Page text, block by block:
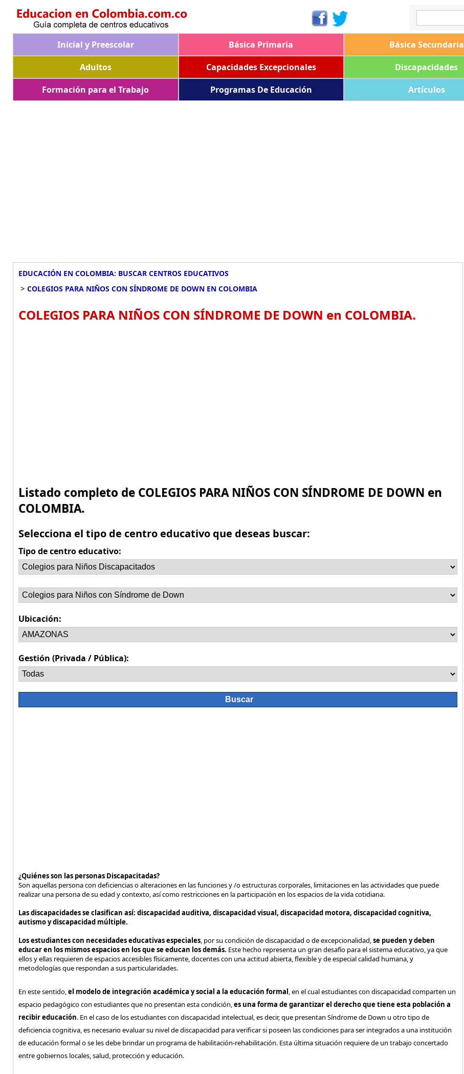
Inicial y Preescolar Básica Primaria Básica Secundaria
Adultos
Capacidades Excepcionales Discapacidades
Formación para el Trabajo
Programas De Educación Artículos
EDUCACIÓN EN COLOMBIA: BUSCAR CENTROS EDUCATIVOS
> COLEGIOS PARA NIÑOS CON SÍNDROME DE DOWN EN COLOMBIA
COLEGIOS PARA NIÑOS CON SÍNDROME DE DOWN en COLOMBIA.
Listado completo de COLEGIOS PARA NIÑOS CON SÍNDROME DE DOWN en
COLOMBIA.
Selecciona el tipo de centro educativo que deseas buscar:
Tipo de centro educativo:
Ubicación:
Gestión (Privada / Pública):
¿Quiénes son las personas Discapacitadas?
Son aquellas persona con deficiencias o alteraciones en las funciones y /o estructuras corporales, limitaciones en las actividades que puede
realizar una persona de su edad y contexto, así como restricciones en la participación en los espacios de la vida cotidiana.
Las discapacidades se clasifican así: discapacidad auditiva, discapacidad visual, discapacidad motora, discapacidad cognitiva,
autismo y discapacidad múltiple.
Los estudiantes con necesidades educativas especiales, por su condición de discapacidad o de excepcionalidad,se pueden y deben
educar en los mismos espacios en los que se educan los demás. Este hecho representa un gran desafío para el sistema educativo, ya que
ellos y ellas requieren de espacios accesibles físicamente, docentes con una actitud abierta, flexible y de especial calidad humana, y
metodologías que respondan a sus particularidades.
En este sentido,el modelo de integración académica y social a la educación formal, en el cual estudiantes con discapacidad comparten un
espacio pedagógico con estudiantes que no presentan esta condición,es una forma de garantizar el derecho que tiene esta población a
recibir educación. En el caso de los estudiantes con discapacidad intelectual, es decir, que presentan Síndrome de Down u otro tipo de
deficiencia cognitiva, es necesario evaluar su nivel de discapacidad para verificar si poseen las condiciones para ser integrados a una institución
de educación formal o se les debe brindar un programa de habilitación-rehabilitación. Esta última situación requiere de un trabajo concertado
entre gobiernos locales, salud, protección y educación.